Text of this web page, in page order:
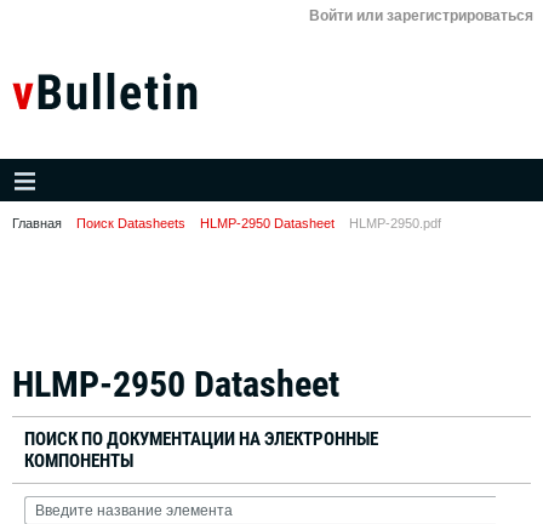
Войти или зарегистрироваться
Главная Поиск Datasheets HLMP-2950 Datasheet HLMP-2950.pdf
HLMP-2950 Datasheet
ПОИСК ПО ДОКУМЕНТАЦИИ НА ЭЛЕКТРОННЫЕ
КОМПОНЕНТЫ